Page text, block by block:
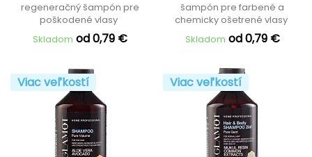
regeneračný šampón pre
poškodené vlasy
Skladom od 0,79 €
šampón pre farbené a
chemicky ošetrené vlasy
Skladom od 0,79 €
Viac veľkostí Viac veľkostí